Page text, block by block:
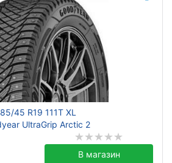
45 R19 111T XL
UltraGrip Arctic 2
В магазин